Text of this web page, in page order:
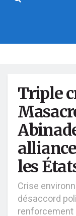
Triple
les
Crise
désaccord